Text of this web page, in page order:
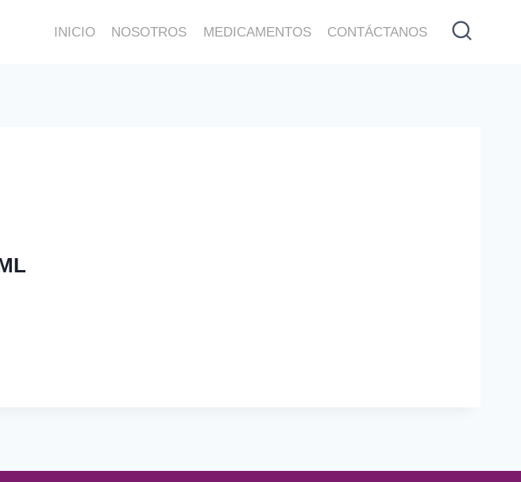
INICIO NOSOTROS MEDICAMENTOS CONTÁCTANOS